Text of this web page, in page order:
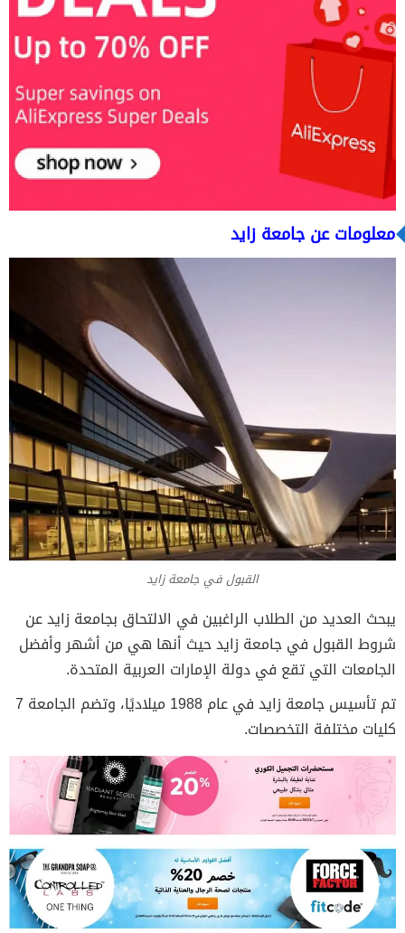
معلومات عن جامعة زايد
القبول في جامعة زايد
يبحث العديد من الطلاب الراغبين في الالتحاق بجامعة زايد عن
شروط القبول في جامعة زايد حيث أنها هي من أشهر وأفضل
الجامعات التي تقع في دولة الإمارات العربية المتحدة.
تم تأسيس جامعة زايد في عام 1988 ميلاديًا، وتضم الجامعة 7
كليات مختلفة التخصصات.